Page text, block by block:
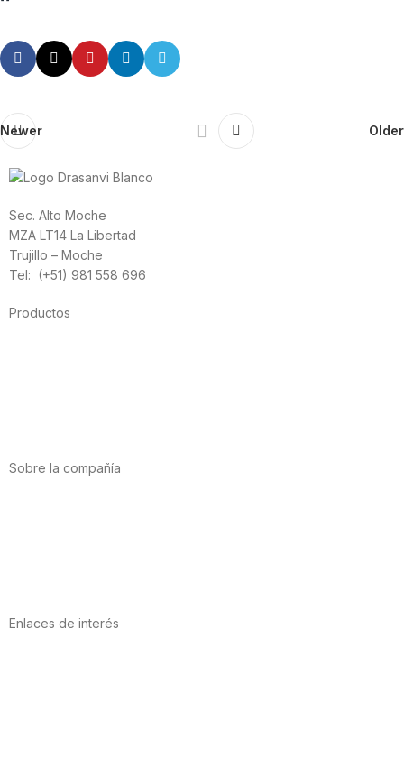
Newer Older
Sec. Alto Moche
MZA LT14 La Libertad
Trujillo – Moche
Tel: (+51) 981 558 696
Productos
Sobre la compañía
Enlaces de interés